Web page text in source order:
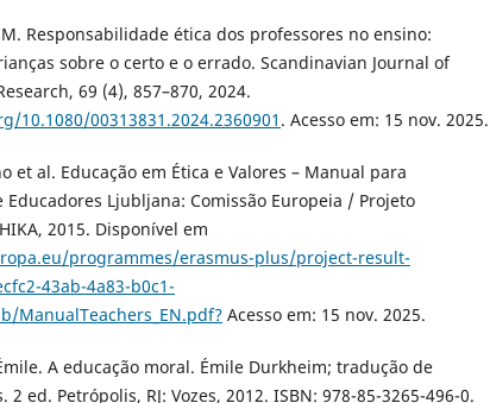
M. Responsabilidade ética dos professores no ensino:
sobre o certo e o errado. Scandinavian Journal of
69 (4), 857–870, 2024.
10.1080/00313831.2024.2360901 . Acesso em: 15 nov. 2025.
et al. Educação em Ética e Valores – Manual para
Educadores Ljubljana: Comissão Europeia / Projeto
2015. Disponível em
programmes/erasmus-plus/project-result-
43ab-4a83-b0c1-
ManualTeachers_EN.pdf? Acesso em: 15 nov. 2025.
A educação moral. Émile Durkheim; tradução de
2 ed. Petrópolis, RJ: Vozes, 2012. ISBN: 978-85-3265-496-0.